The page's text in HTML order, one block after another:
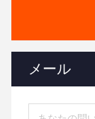
メール